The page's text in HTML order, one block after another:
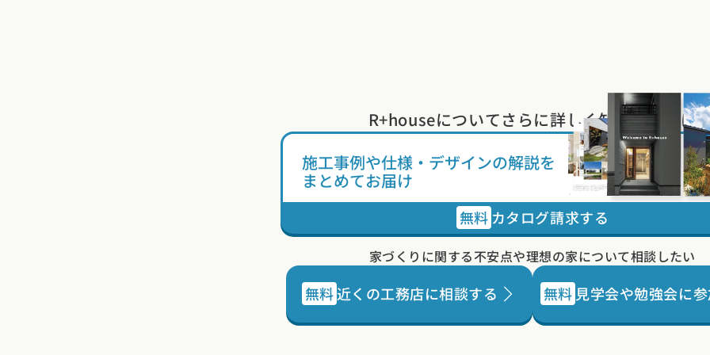
R+houseについてさらに詳しく知りたい方は
施工事例や仕様・デザインの解説を
まとめてお届け
無料 カタログ請求する
家づくりに関する不安点や理想の家について相談したい
無料近くの工務店に相談する 無料 見学会や勉強会に